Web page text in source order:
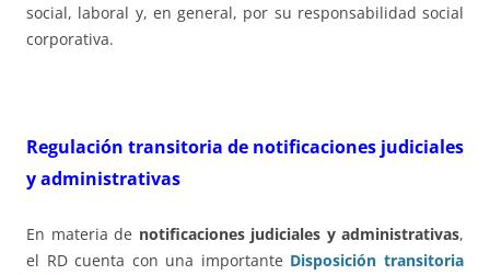
social, laboral y, en general, por su responsabilidad social
corporativa.
Regulación transitoria de notificaciones judiciales
y administrativas
En materia de notificaciones judiciales y administrativas,
el RD cuenta con una importante Disposición transitoria